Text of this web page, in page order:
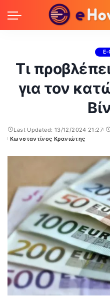
E-
Τι
για τον
Last Updated: 13/12/2024 21:27
Posted
Κωνσταντίνος Κρανιώτης